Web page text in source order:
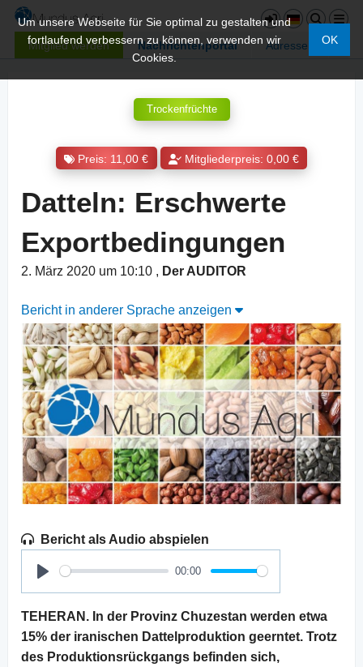
Mitglied werden Nachrichtenportal Adressen
Um unsere Webseite für Sie optimal zu gestalten und
fortlaufend verbessern zu können, verwenden wir
Cookies.
OK
Trockenfrüchte
Preis: 11,00 € Mitgliederpreis: 0,00 €
Datteln: Erschwerte
Exportbedingungen
2. März 2020 um 10:10 , Der AUDITOR
Bericht in anderer Sprache anzeigen
Bericht als Audio abspielen
Play
00:00
TEHERAN. In der Provinz Chuzestan werden etwa
15% der iranischen Dattelproduktion geerntet. Trotz
des Produktionsrückgangs befinden sich,